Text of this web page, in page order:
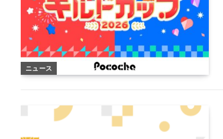
ニュース